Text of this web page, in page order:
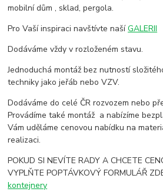
mobilní dům , sklad, pergola.
Pro Vaší inspiraci navštívte našíGALERII
Dodáváme vždy v rozloženém stavu.
Jednoduchá montáž bez nutností
techniky jako jeřáb nebo VZV.
Dodáváme do celé ČR rozvozem nebo
Provádíme také montáž a nabízíme
Vám uděláme cenovou nabídku na
realizaci.
POKUD SI NEVÍTE RADY A CHCETE
VYPLŇTE POPTÁVKOVÝ FORMULÁŘ
kontejnery